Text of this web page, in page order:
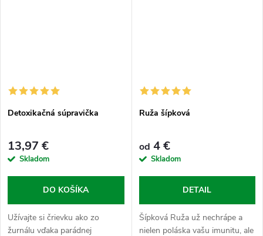
Detoxikačná súpravička
13,97 €
Skladom
DO KOŠÍKA
Užívajte si črievku ako zo
žurnálu vďaka parádnej
Ruža šípková
od 4 €
Skladom
DETAIL
Šípková Ruža už nechrápe a
nielen poláska vašu imunitu, ale